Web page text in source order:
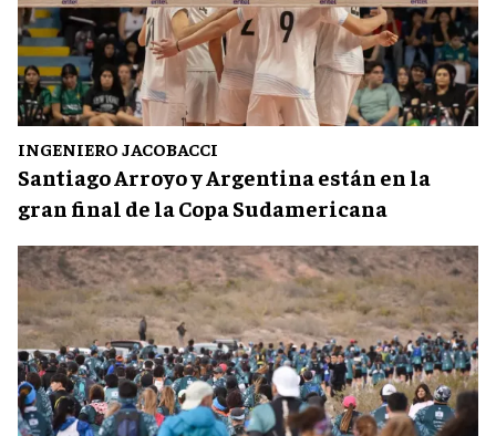
INGENIERO JACOBACCI
Santiago Arroyo y Argentina están en la
gran final de la Copa Sudamericana